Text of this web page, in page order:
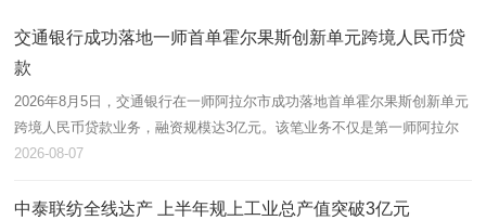
交通银行成功落地一师首单霍尔果斯创新单元跨境人民币贷
款
2026年8月5日，交通银行在一师阿拉尔市成功落地首单霍尔果斯创新单元
跨境人民币贷款业务，融资规模达3亿元。该笔业务不仅是第一师阿拉尔
市首单跨境流动资金贷款，也标志着跨境金融产品在本地金融功能区取得
2026-08-07
中泰联纺全线达产 上半年规上工业总产值突破3亿元